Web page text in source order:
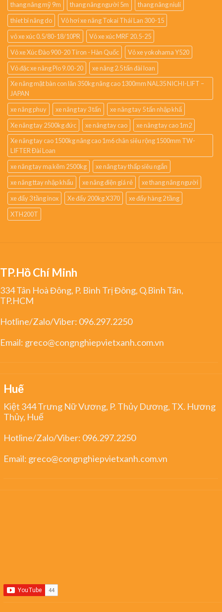
thang nâng mỹ 9m
thang nâng người 5m
thang nâng niuli
thiet bi nâng do
Vỏ hơi xe nâng Tokai Thái Lan 300-15
vỏ xe xúc 0.5/80-18/10PR
Vỏ xe xúc MRF 20.5-25
Vỏ xe Xúc Đào 900-20 Tiron - Hàn Quốc
Vỏ xe yokohama Y520
Vỏ đặc xe nâng Pio 9.00-20
xe nâng 2.5 tấn đài loan
Xe nâng mặt bàn con lăn 350kg nâng cao 1300mm NAL35 NICHI-LIFT –
JAPAN
xe nâng phuy
xe nâng tay 3 tấn
xe nâng tay 5 tấn nhập khẩ
Xe nâng tay 2500kg đức
xe nâng tay cao
xe nâng tay cao 1m2
Xe nâng tay cao 1500kg nâng cao 1m6 chân siêu rộng 1500mm TW-
LIFTER Đài Loan
xe nâng tay mạ kẽm 2500kg
xe nâng tay thấp siêu ngắn
xe nâng ttay nhập khẩu
xe nâng điện giá rẻ
xe thang nâng người
xe đẩy 3 tầng inox
Xe đẩy 200kg X370
xe đẩy hàng 2 tầng
XTH200T
TP.Hồ Chí Minh
334 Tân Hoà Đông, P. Bình Trị Đông, Q.Bình Tân,
TP.HCM
Hotline/Zalo/Viber: 096.297.2250
Email: greco@congnghiepvietxanh.com.vn
Huế
Kiệt 344 Trưng Nữ Vương, P. Thủy Dương, TX. Hương
Thủy, Huế
Hotline/Zalo/Viber: 096.297.2250
Email: greco@congnghiepvietxanh.com.vn